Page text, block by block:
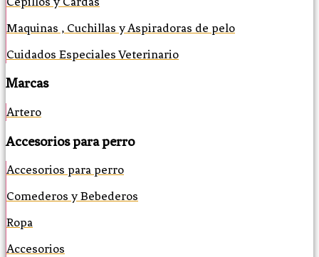
Maquinas , Cuchillas y Aspiradoras de pelo
Cuidados Especiales Veterinario
Marcas
Artero
Accesorios para perro
Accesorios para perro
Comederos y Bebederos
Ropa
Accesorios